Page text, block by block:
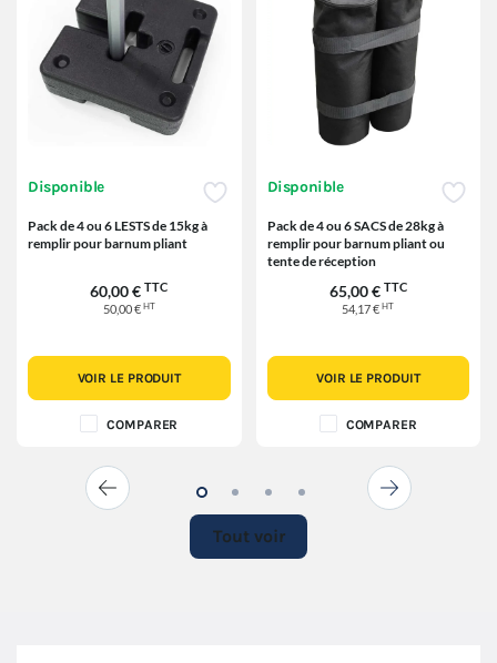
Disponible
Pack de 4 ou 6 LESTS de 15kg à
remplir pour barnum pliant
60,00 € TTC
50,00 € HT
VOIR LE PRODUIT
COMPARER
Disponible
Pack de 4 ou 6 SACS de 28kg à
remplir pour barnum pliant ou
tente de réception
65,00 € TTC
54,17 €HT
VOIR LE PRODUIT
COMPARER
Tout voir